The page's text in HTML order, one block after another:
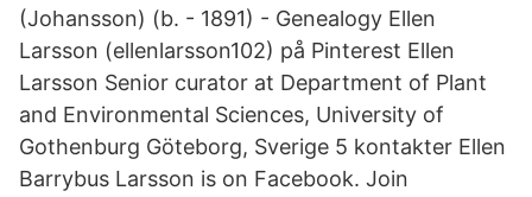
(Johansson) (b. - 1891) - Genealogy Ellen
Larsson (ellenlarsson102) på Pinterest Ellen
Larsson Senior curator at Department of Plant
and Environmental Sciences, University of
Gothenburg Göteborg, Sverige 5 kontakter Ellen
Barrybus Larsson is on Facebook. Join